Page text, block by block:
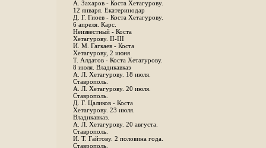
А. Захаров - Коста Хетагурову.
12 января. Екатеринодар
Д. Г. Гиоев - Коста Хетагурову.
6 апреля. Карс.
Неизвестный - Коста
Хетагурову. II-III
И. М. Гагкаев - Коста
Хетагурову, 2 июня
Т. Алдатов - Коста Хетагурову.
8 июля. Владикавказ
А. Л. Хетагурову. 18 июля.
Ставрополь.
А. Л. Хетагурову. 20 июля.
Ставрополь.
Д. Г. Цаликов - Коста
Хетагурову. 23 июля.
Владикавказ.
А. Л. Хетагурову. 20 августа.
Ставрополь.
И. Т. Гайтову. 2 половина года.
Ставрополь.